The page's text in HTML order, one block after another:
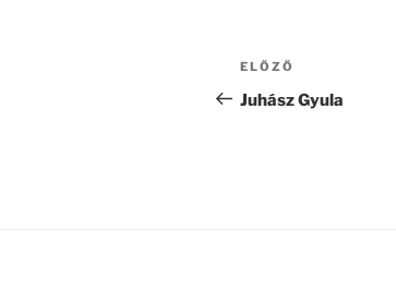
Bejegyzés
navigáció
Korábbi
bejegyzés
ELŐZŐ
Juhász Gyula